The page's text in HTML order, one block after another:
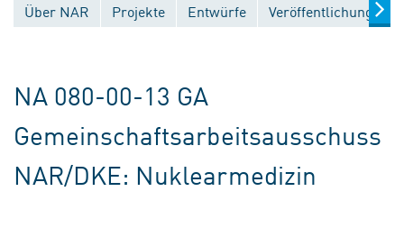
Über NAR Projekte Entwürfe Veröffentlichungen
NA 080-00-13 GA
Gemeinschaftsarbeitsausschuss
NAR/DKE: Nuklearmedizin